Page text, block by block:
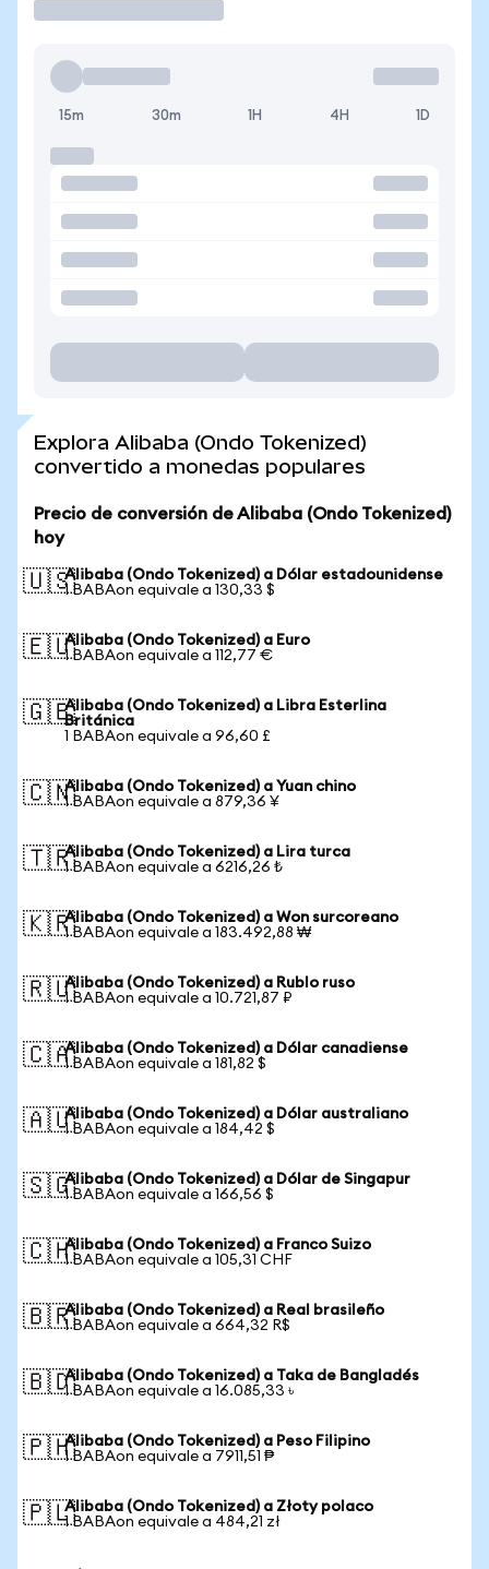
15m 30m 1H 4H 1D
Explora Alibaba (Ondo Tokenized)
convertido a monedas populares
Precio de conversión de Alibaba (Ondo Tokenized)
hoy
🇺🇸Alibaba (Ondo Tokenized) a Dólar estadounidense
1 BABAon equivale a 130,33 $
🇪🇺Alibaba (Ondo Tokenized) a Euro
1 BABAon equivale a 112,77 €
🇬🇧Alibaba (Ondo Tokenized) a Libra Esterlina
Británica
1 BABAon equivale a 96,60 £
🇨🇳Alibaba (Ondo Tokenized) a Yuan chino
1 BABAon equivale a 879,36 ¥
🇹🇷Alibaba (Ondo Tokenized) a Lira turca
1 BABAon equivale a 6216,26 ₺
🇰🇷Alibaba (Ondo Tokenized) a Won surcoreano
1 BABAon equivale a 183.492,88 ₩
🇷🇺Alibaba (Ondo Tokenized) a Rublo ruso
1 BABAon equivale a 10.721,87 ₽
🇨🇦Alibaba (Ondo Tokenized) a Dólar canadiense
1 BABAon equivale a 181,82 $
🇦🇺Alibaba (Ondo Tokenized) a Dólar australiano
1 BABAon equivale a 184,42 $
🇸🇬Alibaba (Ondo Tokenized) a Dólar de Singapur
1 BABAon equivale a 166,56 $
🇨🇭Alibaba (Ondo Tokenized) a Franco Suizo
1 BABAon equivale a 105,31 CHF
🇧🇷Alibaba (Ondo Tokenized) a Real brasileño
1 BABAon equivale a 664,32 R$
🇧🇩Alibaba (Ondo Tokenized) a Taka de Bangladés
1 BABAon equivale a 16.085,33 ৳
🇵🇭Alibaba (Ondo Tokenized) a Peso Filipino
1 BABAon equivale a 7911,51 ₱
🇵🇱Alibaba (Ondo Tokenized) a Złoty polaco
1 BABAon equivale a 484,21 zł